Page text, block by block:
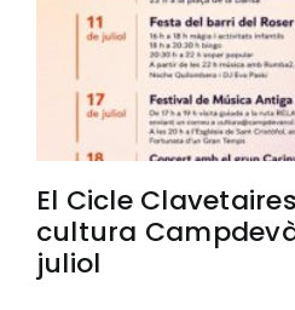
El Cicle
cultura
juliol